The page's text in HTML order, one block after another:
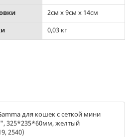
2см x 9см x 14см
0,03 кг
для кошек c сеткой мини
325*235*60мм, желтый
2540)